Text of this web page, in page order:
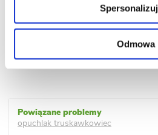
Spersonalizuj
Odmowa
opuchlak truskawkowiec